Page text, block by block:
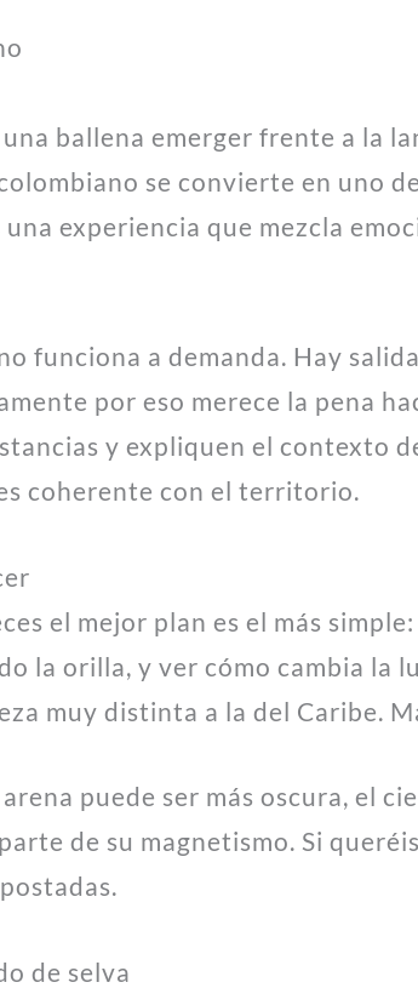
ballena emerger frente a la
se convierte en uno
experiencia que mezcla
funciona a demanda. Hay
por eso merece la pena
y expliquen el contexto
coherente con el territorio.
el mejor plan es el más
la orilla, y ver cómo cambia la
muy distinta a la del Caribe.
puede ser más oscura, el
de su magnetismo. Si
de selva